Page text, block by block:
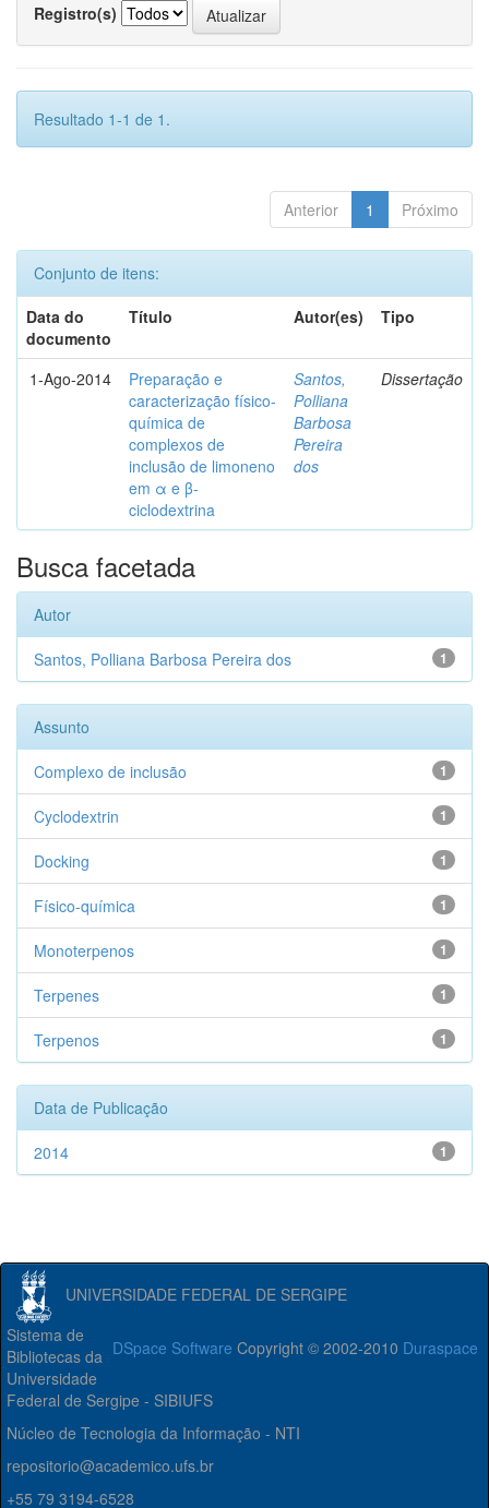
Registro(s)
Resultado 1-1 de 1.
Anterior 1 Próximo
Conjunto de itens:
Data do
documento
Título Autor(es) Tipo
1-Ago-2014
Preparação e
caracterização físico-
química de
complexos de
inclusão de limoneno
em α e β-
ciclodextrina
Santos,
Polliana
Barbosa
Pereira
dos
Dissertação
Busca facetada
Autor
1
Santos, Polliana Barbosa Pereira dos
Assunto
1
Complexo de inclusão
1
Cyclodextrin
1
Docking
1
Físico-química
1
Monoterpenos
1
Terpenes
1
Terpenos
Data de Publicação
1
2014
UNIVERSIDADE FEDERAL DE SERGIPE
DSpace Software Copyright © 2002-2010 Duraspace
Sistema de
Bibliotecas da
Universidade
Federal de Sergipe - SIBIUFS
Núcleo de Tecnologia da Informação - NTI
repositorio@academico.ufs.br
+55 79 3194-6528